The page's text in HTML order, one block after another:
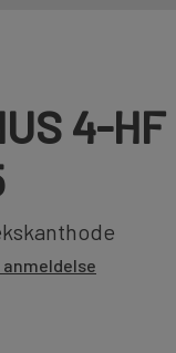
4-HF
anmeldelse